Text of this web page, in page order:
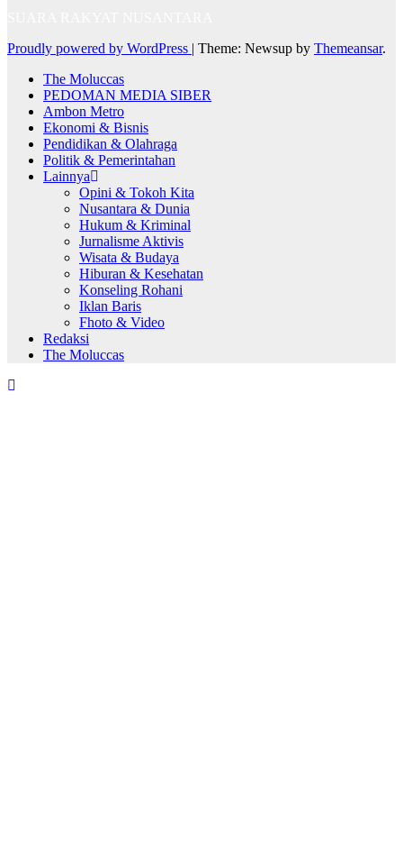
Proudly powered by WordPress | Theme: Newsup by Themeansar.
The Moluccas
PEDOMAN MEDIA SIBER
Ambon Metro
Ekonomi & Bisnis
Pendidikan & Olahraga
Politik & Pemerintahan
Lainnya
Opini & Tokoh Kita
Nusantara & Dunia
Hukum & Kriminal
Jurnalisme Aktivis
Wisata & Budaya
Hiburan & Kesehatan
Konseling Rohani
Iklan Baris
Fhoto & Video
Redaksi
The Moluccas